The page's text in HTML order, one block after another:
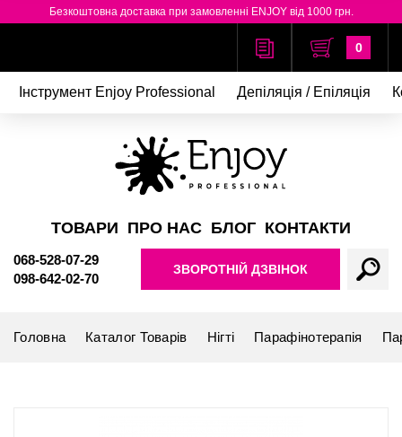
Безкоштовна доставка при замовленні ENJOY від 1000 грн.
0
Інструмент Enjoy Professional Депіляція / Епіляція
ТОВАРИ ПРО НАС БЛОГ КОНТАКТИ
068-528-07-29
098-642-02-70
ЗВОРОТНІЙ ДЗВІНОК
Головна Каталог Товарів Нігті Парафінотерапія